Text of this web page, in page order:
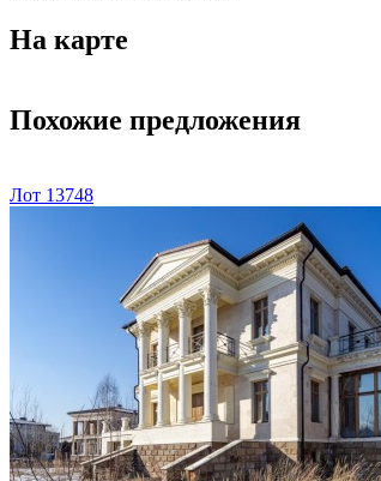
На карте
Похожие предложения
Лот 13748